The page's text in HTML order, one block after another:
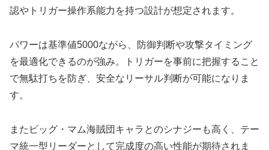
認やトリガー操作系能力を持つ設計が想定されます。
パワーは基準値5000ながら、防御判断や攻撃タイミング
を最適化できるのが強み。トリガーを事前に把握すること
で無駄打ちを防ぎ、安全なリーサル判断が可能になりま
す。
またビッグ・マム海賊団キャラとのシナジーも高く、テー
マ統一型リーダーとして完成度の高い性能が期待されま